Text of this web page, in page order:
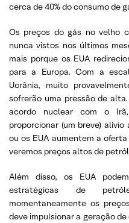
cerca de 40% do consumo de
Os preços do gás no velho
nunca vistos nos últimos
mais porque os EUA
para a Europa. Com a
Ucrânia, muito
sofrerão uma pressão de
acordo nuclear com o
proporcionar (um breve)
ou os EUA aumentem a
veremos preços altos de
Além disso, os EUA
estratégicas de
momentaneamente os
deve impulsionar a geração